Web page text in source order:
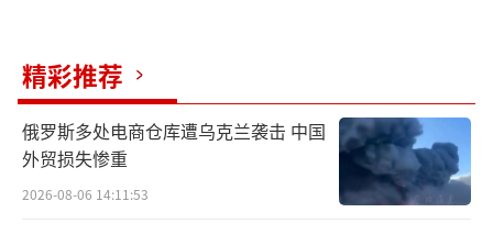
精彩推荐
俄罗斯多处电商仓库遭乌克兰袭击 中国
外贸损失惨重
2026-08-06 14:11:53